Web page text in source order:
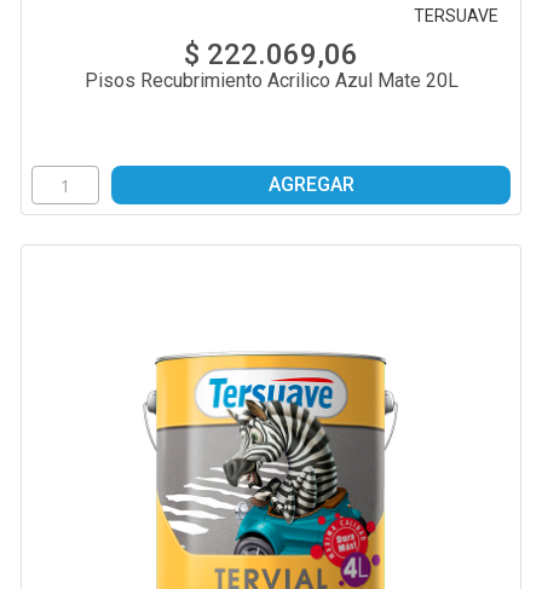
TERSUAVE
$ 222.069,06
Pisos Recubrimiento Acrilico Azul Mate 20L
AGREGAR